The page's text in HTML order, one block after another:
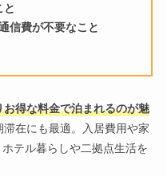
と
信費が不要なこと
お得な料金で泊まれるのが魅
在にも最適。入居費用や家
テル暮らしや二拠点生活を